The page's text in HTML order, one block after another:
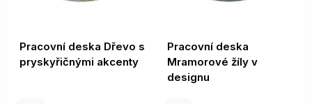
Pracovní deska Dřevo s
pryskyřičnými akcenty
Pracovní deska
Mramorové žíly v
designu